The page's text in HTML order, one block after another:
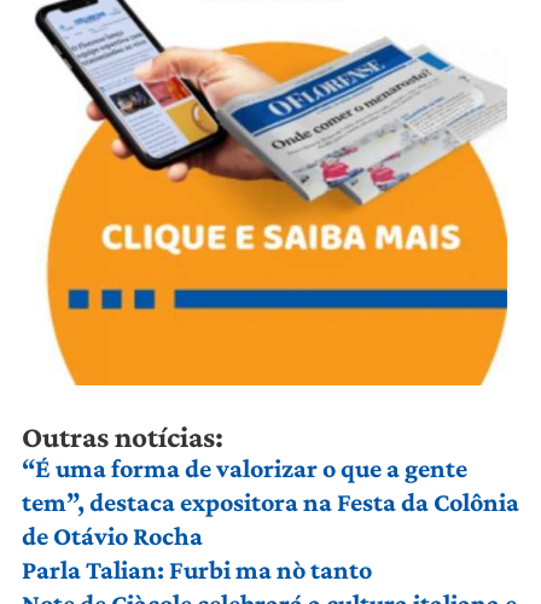
Outras notícias:
“É uma forma de valorizar o que a gente
tem”, destaca expositora na Festa da Colônia
de Otávio Rocha
Parla Talian: Furbi ma nò tanto